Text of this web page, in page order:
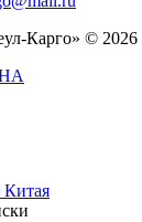
Карго» © 2026
Китая